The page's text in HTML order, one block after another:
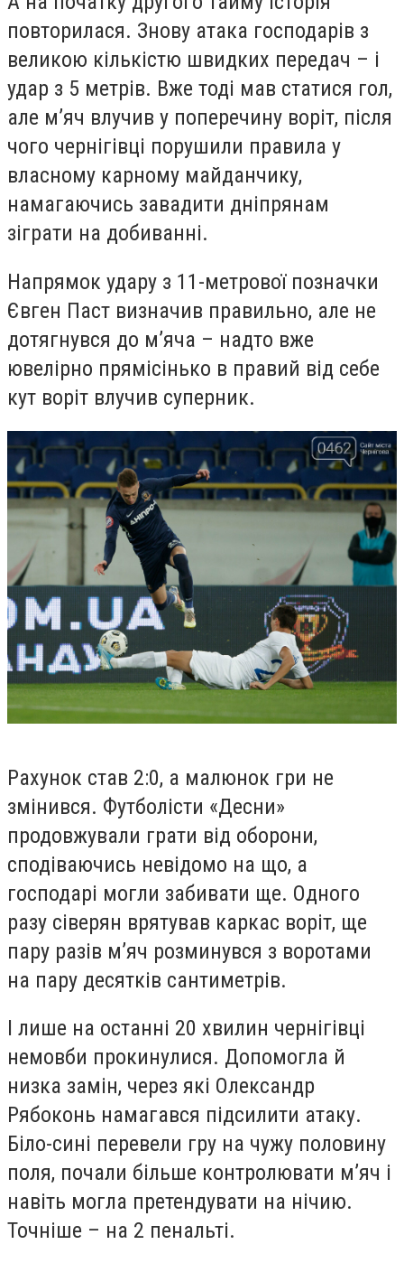
повторилася. Знову атака господарів з
великою кількістю швидких передач – і
удар з 5 метрів. Вже тоді мав статися гол,
але м’яч влучив у поперечину воріт, після
чого чернігівці порушили правила у
власному карному майданчику,
намагаючись завадити дніпрянам
зіграти на добиванні.
Напрямок удару з 11-метрової позначки
Євген Паст визначив правильно, але не
дотягнувся до м’яча – надто вже
ювелірно прямісінько в правий від себе
кут воріт влучив суперник.
Рахунок став 2:0, а малюнок гри не
змінився. Футболісти «Десни»
продовжували грати від оборони,
сподіваючись невідомо на що, а
господарі могли забивати ще. Одного
разу сіверян врятував каркас воріт, ще
пару разів м’яч розминувся з воротами
на пару десятків сантиметрів.
І лише на останні 20 хвилин чернігівці
немовби прокинулися. Допомогла й
низка замін, через які Олександр
Рябоконь намагався підсилити атаку.
Біло-сині перевели гру на чужу половину
поля, почали більше контролювати м’яч і
навіть могла претендувати на нічию.
Точніше – на 2 пенальті.